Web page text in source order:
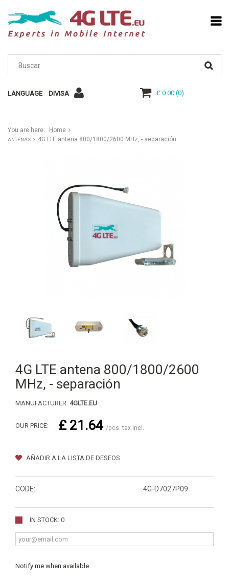
LANGUAGE DIVISA £ 0.00(0)
You are here: Home
ANTENAS 4G LTE antena 800/1800/2600 MHz, - separación
4G LTE antena 800/1800/2600
MHz, - separación
MANUFACTURER: 4GLTE.EU
OUR PRICE: £ 21.64 /pcs. tax incl.
AÑADIR A LA LISTA DE DESEOS
CODE: 4G-D7027P09
IN STOCK: 0
Notify me when available